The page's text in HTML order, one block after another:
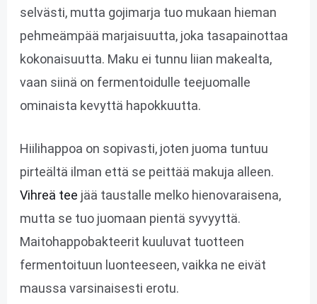
selvästi, mutta gojimarja tuo mukaan hieman
pehmeämpää marjaisuutta, joka tasapainottaa
kokonaisuutta. Maku ei tunnu liian makealta,
vaan siinä on fermentoidulle teejuomalle
ominaista kevyttä hapokkuutta.
Hiilihappoa on sopivasti, joten juoma tuntuu
pirteältä ilman että se peittää makuja alleen.
Vihreä tee jää taustalle melko hienovaraisena,
mutta se tuo juomaan pientä syvyyttä.
Maitohappobakteerit kuuluvat tuotteen
fermentoituun luonteeseen, vaikka ne eivät
maussa varsinaisesti erotu.